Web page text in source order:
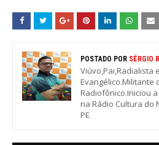
POSTADO POR SÉRGIO
Viúvo,Pai,Radialista
Evangélico.Militante
Radiofônico.Iniciou
na Rádio Cultura do
PE